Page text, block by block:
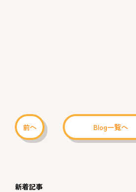
前へ Blog一覧へ
新着記事